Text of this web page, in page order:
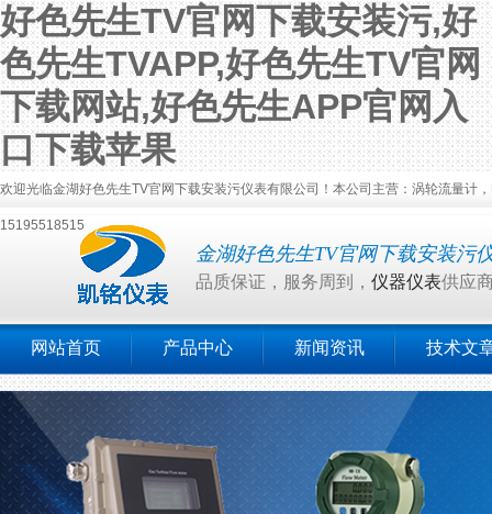
好色先生TV官网下载安装污,好
色先生TVAPP,好色先生TV官网
下载网站,好色先生APP官网入
口下载苹果
欢迎光临金湖好色先生TV官网下载安装污仪表有限公司！本公司主营：涡轮流量计，电
15195518515
金湖好色先生TV官网下载安装污
品质保证，服务周到， 仪器仪表供应
网站首页 产品中心 新闻资讯 技术文